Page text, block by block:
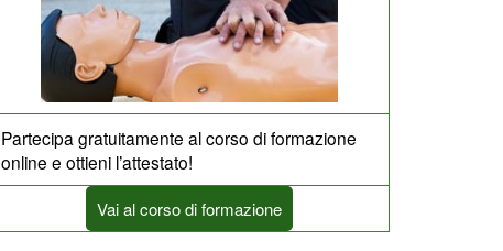
Partecipa gratuitamente al corso di formazione
online e ottieni l’attestato!
Vai al corso di formazione